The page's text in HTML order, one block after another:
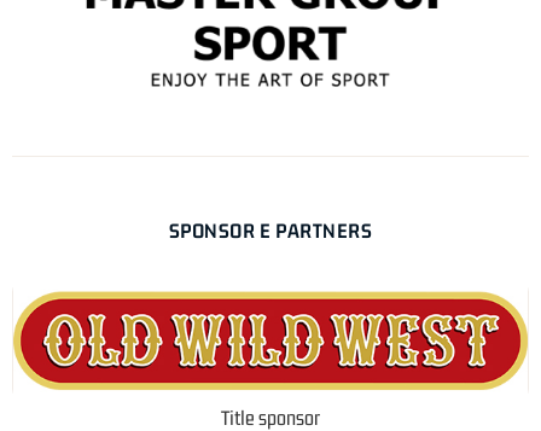
SPONSOR E PARTNERS
Title sponsor